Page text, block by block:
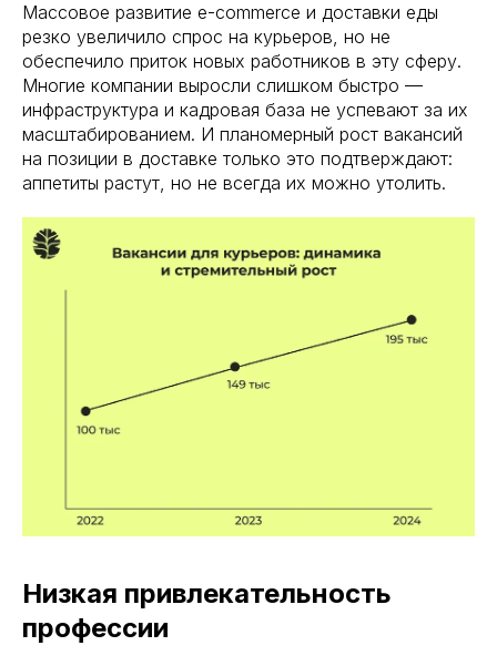
Массовое развитие e-commerce и доставки еды
резко увеличило спрос на курьеров, но не
обеспечило приток новых работников в эту сферу.
Многие компании выросли слишком быстро —
инфраструктура и кадровая база не успевают за их
масштабированием. И планомерный рост вакансий
на позиции в доставке только это подтверждают:
аппетиты растут, но не всегда их можно утолить.
Низкая привлекательность
профессии